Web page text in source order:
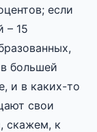
если
– 15
большей
и в каких-то
свои
скажем, к